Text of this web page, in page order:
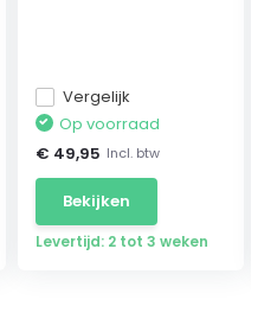
Vergelijk
Op voorraad
€ 49,95 Incl. btw
Bekijken
Levertijd: 2 tot 3 weken